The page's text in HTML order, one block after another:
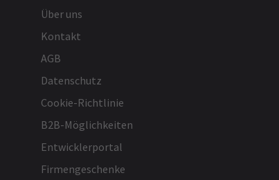
Über uns
Kontakt
AGB
Datenschutz
Cookie-Richtlinie
B2B-Möglichkeiten
Entwicklerportal
Firmengeschenke